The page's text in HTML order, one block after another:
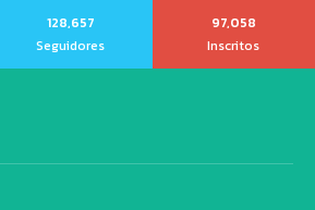
128,657
Seguidores
97,058
Inscritos